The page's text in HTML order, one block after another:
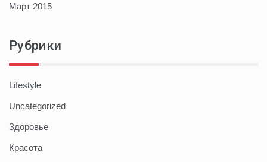
Март 2015
Рубрики
Lifestyle
Uncategorized
Здоровье
Красота